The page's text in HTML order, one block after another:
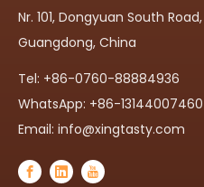
Nr. 101, Dongyuan South
Guangdong, China
Tel: +86-0760-88884936
WhatsApp: +86-13144007460
Email: info@xingtasty.com